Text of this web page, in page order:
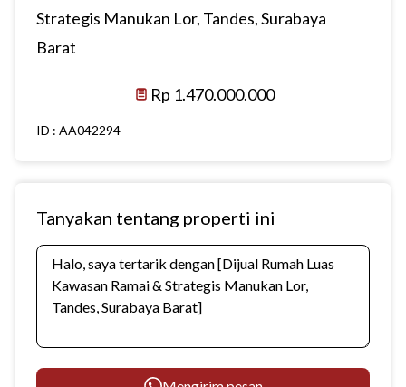
Strategis Manukan Lor, Tandes, Surabaya
Barat
Rp 1.470.000.000
ID : AA042294
Tanyakan tentang properti ini